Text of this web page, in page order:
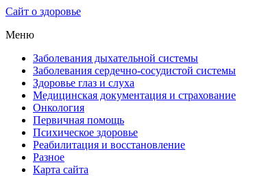
Сайт о здоровье
Меню
Заболевания дыхательной системы
Заболевания сердечно-сосудистой системы
Здоровье глаз и слуха
Медицинская документация и страхование
Онкология
Первичная помощь
Психическое здоровье
Реабилитация и восстановление
Разное
Карта сайта